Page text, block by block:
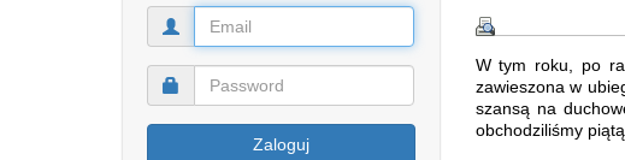
Zaloguj
W tym roku, po
zawieszona w
szansą na
obchodziliśmy